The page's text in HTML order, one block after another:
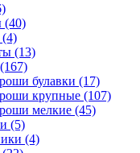
(40)
(4)
(13)
булавки (17)
крупные (107)
мелкие (45)
(5)
(4)